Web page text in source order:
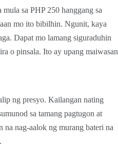
sa PHP 250 hanggang sa
mo ito bibilhin. Ngunit, kaya
Dapat mo lamang siguraduhin
o pinsala. Ito ay upang maiwasan
ng presyo. Kailangan nating
sa tamang pagtugon at
na nag-aalok ng murang bateri na